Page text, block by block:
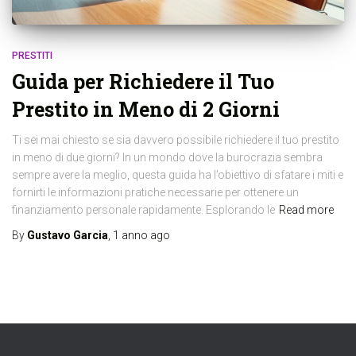
PRESTITI
Guida per Richiedere il Tuo
Prestito in Meno di 2 Giorni
Ti sei mai chiesto se sia davvero possibile richiedere il tuo prestito
in meno di due giorni? In un mondo dove la burocrazia sembra
sempre avere la meglio, questa guida ha l’obiettivo di sfatare i miti e
fornirti le informazioni pratiche necessarie per ottenere un
finanziamento personale rapidamente. Esplorando le Read more
By Gustavo Garcia 1 anno ago